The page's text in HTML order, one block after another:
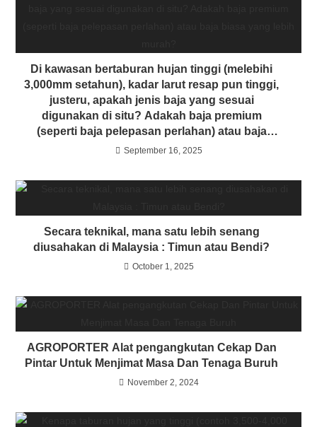
Di kawasan bertaburan hujan tinggi (melebihi
3,000mm setahun), kadar larut resap pun tinggi,
justeru, apakah jenis baja yang sesuai
digunakan di situ? Adakah baja premium
(seperti baja pelepasan perlahan) atau baja
biasa yang lebih murah?
September 16, 2025
Secara teknikal, mana satu lebih senang
diusahakan di Malaysia : Timun atau Bendi?
October 1, 2025
AGROPORTER Alat pengangkutan Cekap Dan
Pintar Untuk Menjimat Masa Dan Tenaga Buruh
November 2, 2024